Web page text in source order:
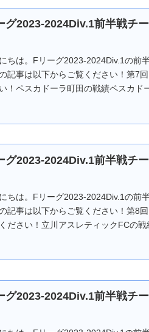
2023-2024Div.1前半戦チ
ちは。Fリーグ2023-2024Div.1の前
記事は以下からご覧ください！第7
！ペスカドーラ町田の戦績ペスカド
2023-2024Div.1前半戦チ
ちは。Fリーグ2023-2024Div.1の前
記事は以下からご覧ください！第8
ださい！立川アスレティックFCの戦
2023-2024Div.1前半戦チ